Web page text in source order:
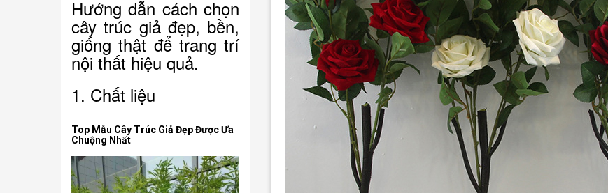
Hướng dẫn cách chọn
cây trúc giả đẹp, bền,
giống thật để trang trí
nội thất hiệu quả.
1. Chất liệu
Top Mẫu Cây Trúc Giả Đẹp Được Ưa
Chuộng Nhất